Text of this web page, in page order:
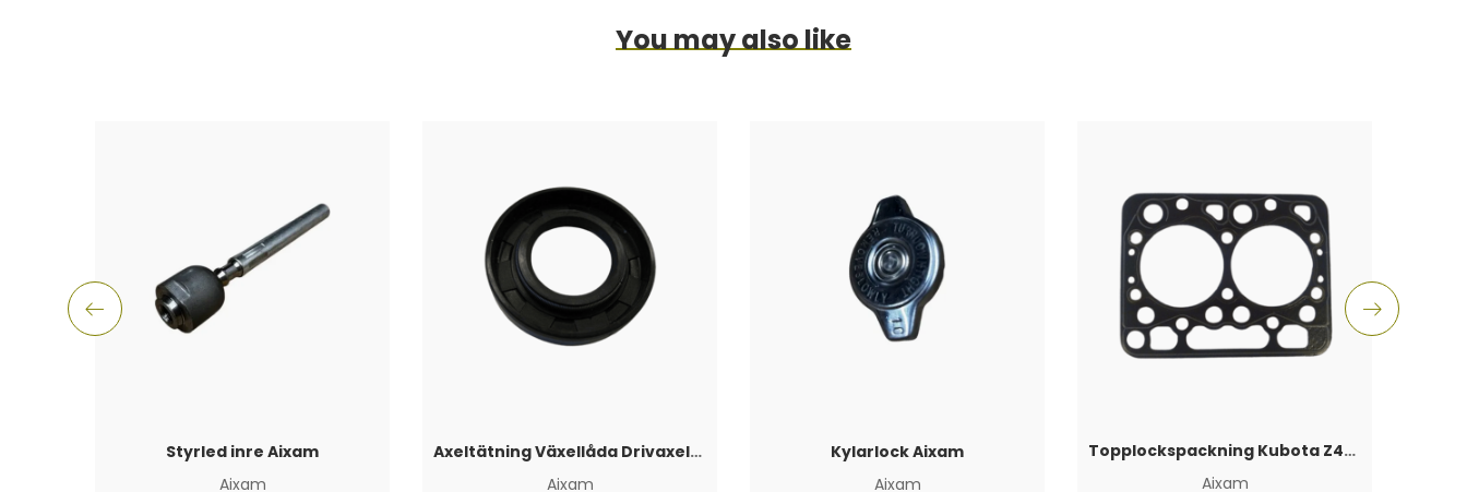
You may also like
Styrled inre Aixam
Aixam
Axeltätning Växellåda Drivaxelsida Aixam
Aixam
Kylarlock Aixam
Aixam
Topplockspackning Kubota Z402
Aixam